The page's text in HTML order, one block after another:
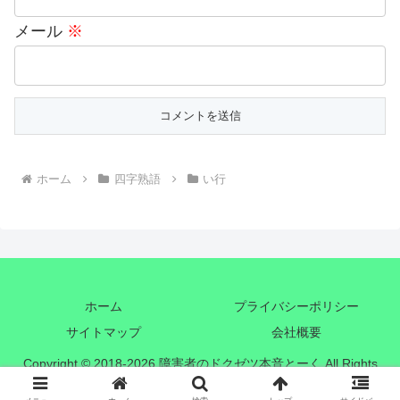
メール ※
ホーム 四字熟語 い行
ホーム
プライバシーポリシー
サイトマップ
会社概要
Copyright © 2018-2026 障害者のドクゼツ本音とーく All Rights
Reserved.